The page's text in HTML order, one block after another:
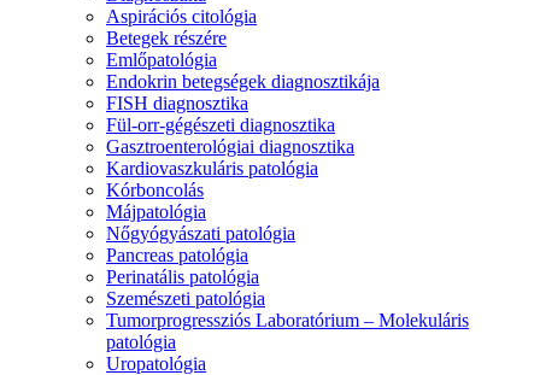
Aspirációs citológia
Betegek részére
Emlőpatológia
Endokrin betegségek diagnosztikája
FISH diagnosztika
Fül-orr-gégészeti diagnosztika
Gasztroenterológiai diagnosztika
Kardiovaszkuláris patológia
Kórboncolás
Májpatológia
Nőgyógyászati patológia
Pancreas patológia
Perinatális patológia
Szemészeti patológia
Tumorprogressziós Laboratórium – Molekuláris
patológia
Uropatológia